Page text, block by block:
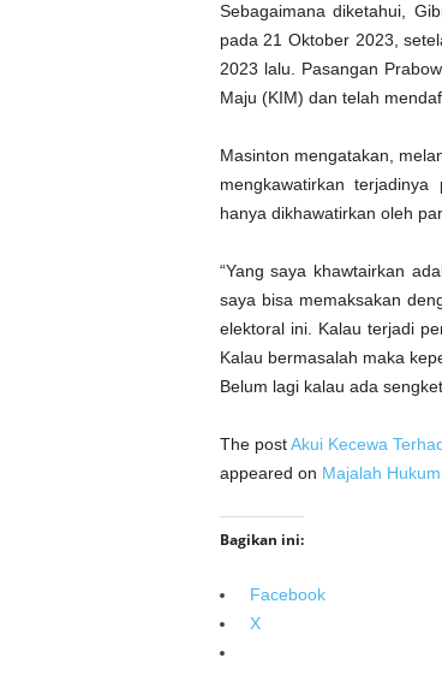
Sebagaimana diketahui,
pada 21 Oktober 2023,
2023 lalu. Pasangan
Maju (KIM) dan telah
Masinton mengatakan,
mengkawatirkan
hanya dikhawatirkan oleh
“Yang saya khawtairkan
saya bisa memaksakan
elektoral ini. Kalau terjadi
Kalau bermasalah maka
Belum lagi kalau ada
The postAkui Kecewa
appeared on Majalah Hukum
Bagikan ini:
Facebook
X